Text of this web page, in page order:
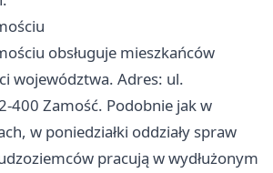
obsługuje mieszkańców
województwa. Adres: ul.
400 Zamość. Podobnie jak w
w poniedziałki oddziały spraw
pracują w wydłużonym